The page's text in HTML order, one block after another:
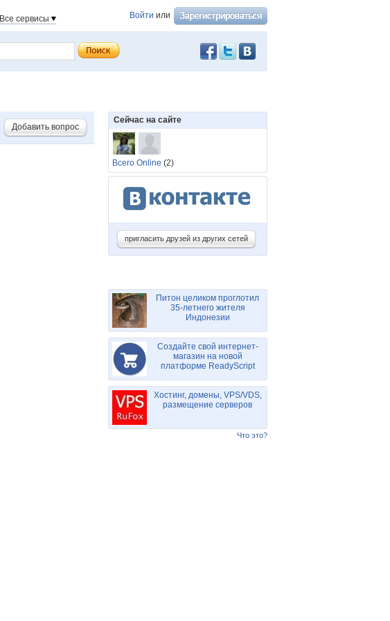
Войти или
Все сервисы
Добавить вопрос
Сейчас на сайте
Всего Online (2)
пригласить друзей из других сетей
Питон целиком проглотил
35-летнего жителя
Индонезии
Создайте свой интернет-
магазин на новой
платформе ReadyScript
Хостинг, домены, VPS/VDS,
размещение серверов
Что это?